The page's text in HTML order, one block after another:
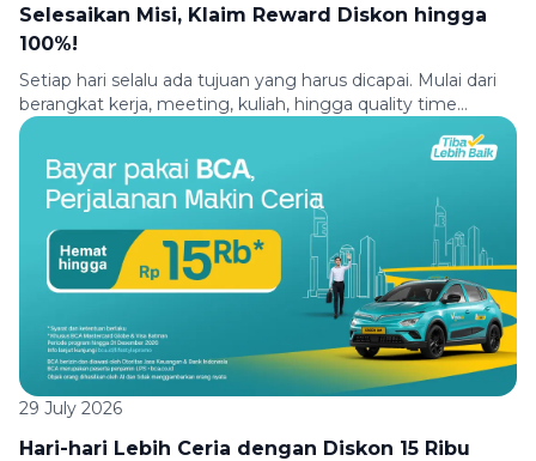
Selesaikan Misi, Klaim Reward Diskon hingga
100%!
Setiap hari selalu ada tujuan yang harus dicapai. Mulai dari
berangkat kerja, meeting, kuliah, hingga quality time
bersama teman atau keluarga, semuanya membutuhkan
perjalanan yang nyaman. Biar setiap perjalanan jadi makin
seru, Green SM menghadirkan promo pilihan. Makin sering
kamu jalan bareng Green SM, makin nyaman promo yang
kamu dapatkan. Cukup selesaikan misi perjalananmu dan
29 July 2026
Hari-hari Lebih Ceria dengan Diskon 15 Ribu